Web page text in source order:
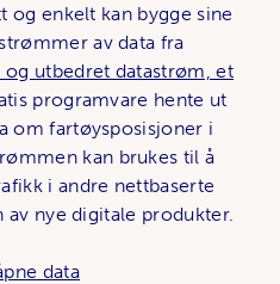
og enkelt kan bygge sine
av data fra
og utbedret datastrøm, et
programvare hente ut
om fartøysposisjoner i
kan brukes til å
i andre nettbaserte
nye digitale produkter.
data